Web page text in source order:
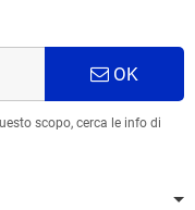
OK
scopo, cerca le info di